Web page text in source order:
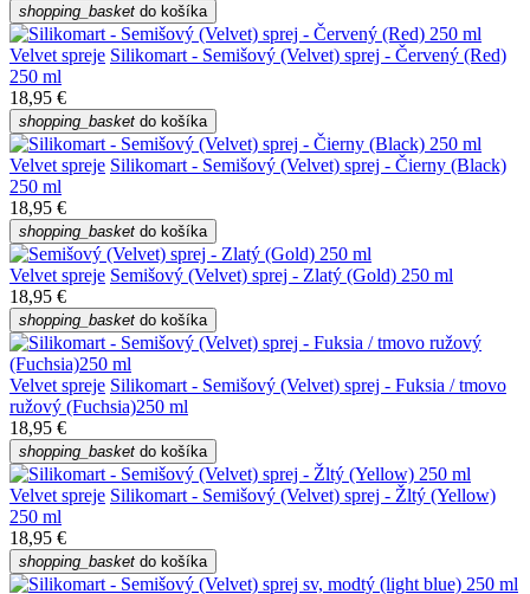
shopping_basket do košíka
Velvet spreje Silikomart - Semišový (Velvet) sprej - Červený (Red)
250 ml
18,95 €
shopping_basket do košíka
Velvet spreje Silikomart - Semišový (Velvet) sprej - Čierny (Black)
250 ml
18,95 €
shopping_basket do košíka
Velvet spreje Semišový (Velvet) sprej - Zlatý (Gold) 250 ml
18,95 €
shopping_basket do košíka
Velvet spreje Silikomart - Semišový (Velvet) sprej - Fuksia / tmovo
ružový (Fuchsia)250 ml
18,95 €
shopping_basket do košíka
Velvet spreje Silikomart - Semišový (Velvet) sprej - Žltý (Yellow)
250 ml
18,95 €
shopping_basket do košíka